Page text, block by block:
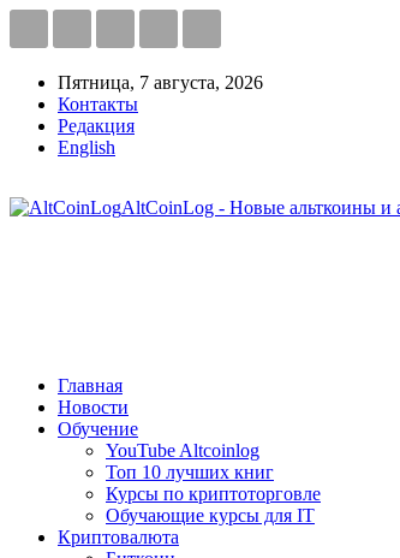
Пятница, 7 августа, 2026
Контакты
Редакция
English
AltCoinLog - Новые альткоины и
Главная
Новости
Обучение
YouTube Altcoinlog
Топ 10 лучших книг
Курсы по криптоторговле
Обучающие курсы для IT
Криптовалюта